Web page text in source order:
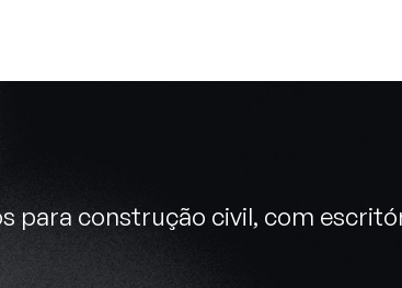
para construção civil, com